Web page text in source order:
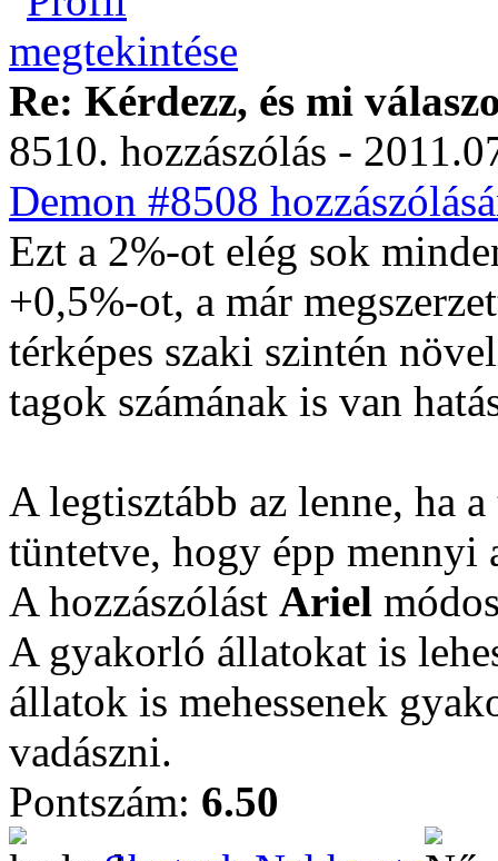
Re: Kérdezz, és mi
8510. hozzászólás -
Demon #8508
Ezt a 2%-ot elég sok
+0,5%-ot, a már
térképes szaki szintén
tagok számának is van
A legtisztább az lenne, ha
tüntetve, hogy épp mennyi
A hozzászólást Ariel
A gyakorló állatokat is
állatok is mehessenek
vadászni.
Pontszám: 6.50